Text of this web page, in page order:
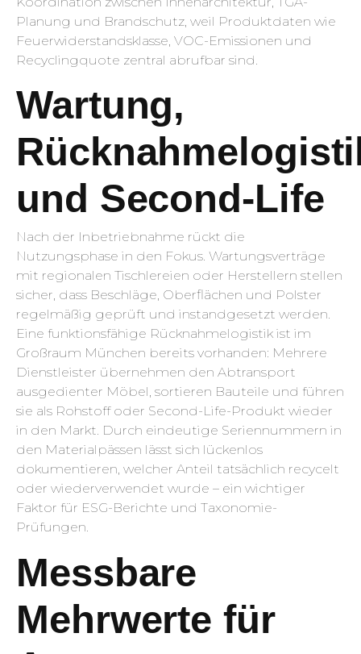
Planung und Brandschutz, weil Produktdaten wie
Feuerwiderstandsklasse, VOC-Emissionen und
Recyclingquote zentral abrufbar sind.
Wartung,
und Second-Life
Nach der Inbetriebnahme rückt die
Nutzungsphase in den Fokus. Wartungsverträge
mit regionalen Tischlereien oder Herstellern stellen
sicher, dass Beschläge, Oberflächen und Polster
regelmäßig geprüft und instandgesetzt werden.
Eine funktionsfähige Rücknahmelogistik ist im
Großraum München bereits vorhanden: Mehrere
Dienstleister übernehmen den Abtransport
ausgedienter Möbel, sortieren Bauteile und führen
sie als Rohstoff oder Second-Life-Produkt wieder
in den Markt. Durch eindeutige Seriennummern in
den Materialpässen lässt sich lückenlos
dokumentieren, welcher Anteil tatsächlich recycelt
oder wiederverwendet wurde – ein wichtiger
Faktor für ESG-Berichte und Taxonomie-
Prüfungen.
Messbare
Mehrwerte für